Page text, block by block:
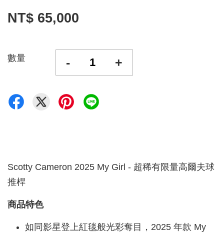
NT$ 65,000
數量 - +
Scotty Cameron 2025 My Girl - 超稀有限量高爾夫球
推桿
商品特色
如同影星登上紅毯般光彩奪目，2025 年款 My